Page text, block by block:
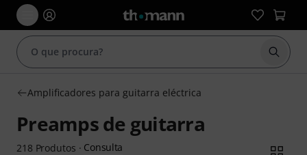
Iniciar
Amplificadores para guitarra eléctrica
Preamps de guitarra
218 Produtos · Consulta